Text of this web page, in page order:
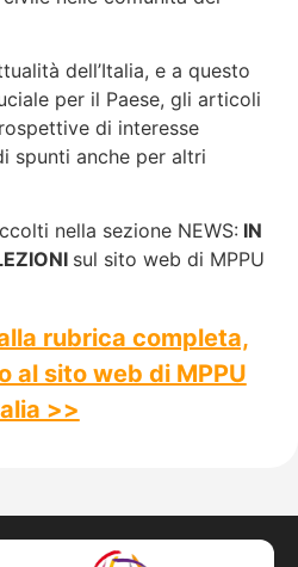
dell’Italia, e a questo
per il Paese, gli articoli
di interesse
spunti anche per altri
nella sezione NEWS: IN
sul sito web di MPPU
rubrica completa,
al sito web di MPPU
>>